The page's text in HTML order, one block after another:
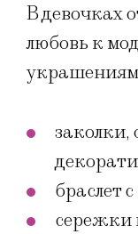
В девочках
любовь к
заколки,
браслет
сережки